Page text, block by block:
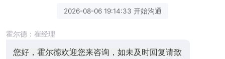
2026-08-06 19:14:33 开始沟通
霍尔德：崔经理
您好，霍尔德欢迎您来咨询，如未及时回复请致